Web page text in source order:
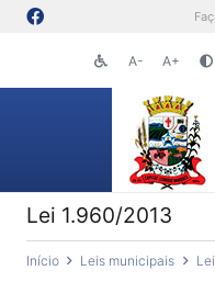
A- A+
Lei 1.960/2013
Início Leis municipais